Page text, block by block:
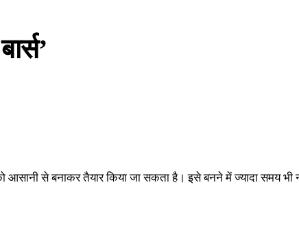
से बनाकर तैयार किया जा सकता है। इसे बनने में ज्यादा समय